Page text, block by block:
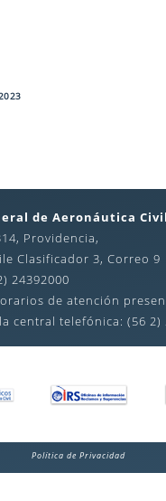
de Aeronáutica
Providencia,
Clasificador 3, Correo 9
24392000
de atención
central telefónica: (56 2)
Política de Privacidad